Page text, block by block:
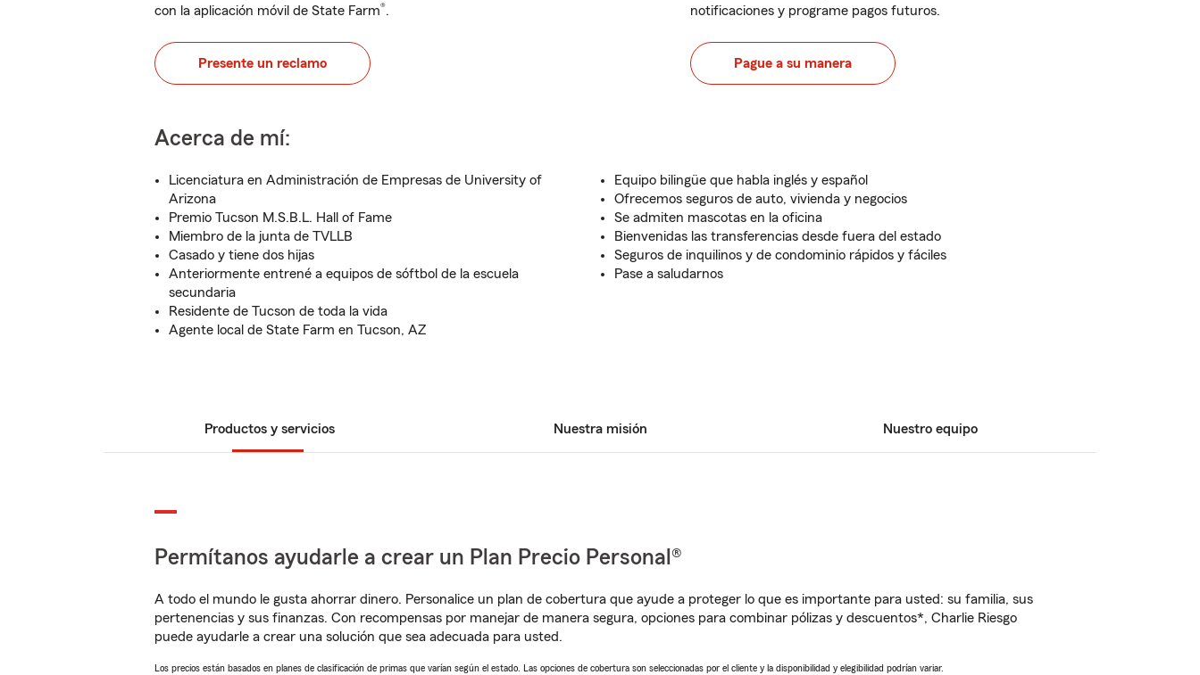
con la aplicación móvil de State Farm®.
Presente un reclamo
notificaciones y programe pagos futuros.
Pague a su manera
Acerca de mí:
Licenciatura en Administración de Empresas de University of
Arizona
Premio Tucson M.S.B.L. Hall of Fame
Miembro de la junta de TVLLB
Casado y tiene dos hijas
Anteriormente entrené a equipos de sóftbol de la escuela
secundaria
Residente de Tucson de toda la vida
Agente local de State Farm en Tucson, AZ
Equipo bilingüe que habla inglés y español
Ofrecemos seguros de auto, vivienda y negocios
Se admiten mascotas en la oficina
Bienvenidas las transferencias desde fuera del estado
Seguros de inquilinos y de condominio rápidos y fáciles
Pase a saludarnos
Productos y servicios Nuestra misión Nuestro equipo
Permítanos ayudarle a crear un Plan Precio Personal®
A todo el mundo le gusta ahorrar dinero. Personalice un plan de cobertura que ayude a proteger lo que es importante para usted: su familia, sus
pertenencias y sus finanzas. Con recompensas por manejar de manera segura, opciones para combinar pólizas y descuentos*, Charlie Riesgo
puede ayudarle a crear una solución que sea adecuada para usted.
Los precios están basados en planes de clasificación de primas que varían según el estado. Las opciones de cobertura son seleccionadas por el cliente y la disponibilidad y elegibilidad podrían variar.